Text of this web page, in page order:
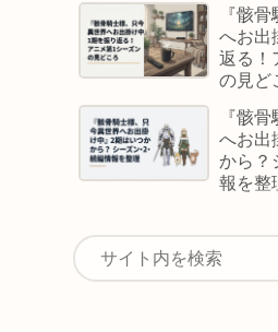
『骸
へお出
返る！
の見ど
『骸
へお出
から？
報を整